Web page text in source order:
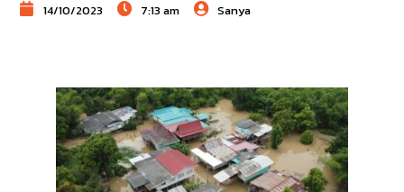
14/10/2023 7:13 am Sanya